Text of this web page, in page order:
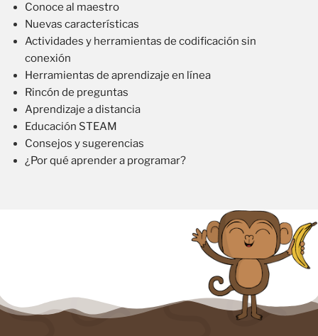
Conoce al maestro
Nuevas características
Actividades y herramientas de codificación sin
conexión
Herramientas de aprendizaje en línea
Rincón de preguntas
Aprendizaje a distancia
Educación STEAM
Consejos y sugerencias
¿Por qué aprender a programar?